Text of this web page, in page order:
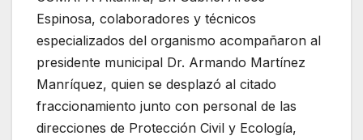
Espinosa, colaboradores y técnicos
especializados del organismo acompañaron al
presidente municipal Dr. Armando Martínez
Manríquez, quien se desplazó al citado
fraccionamiento junto con personal de las
direcciones de Protección Civil y Ecología,